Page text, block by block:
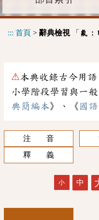
::: 首頁 > 辭典檢視「 氟 :
⚠本典收錄古今用語
小學階段學習與一
典簡編本》、《 國
注 音
釋 義
小 中